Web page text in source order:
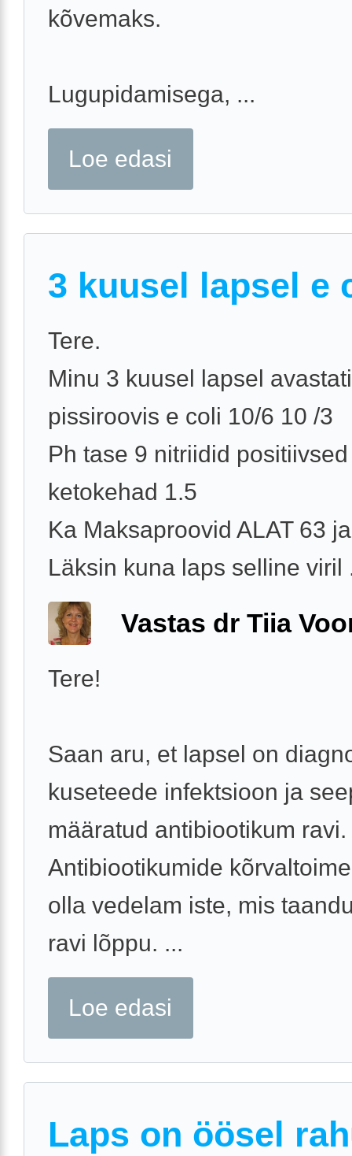
kõvemaks.
Lugupidamisega, ...
Loe edasi
3 kuusel lapsel e
Tere.
Minu 3 kuusel lapsel avastati
pissiroovis e coli 10/6 10 /3
Ph tase 9 nitriidid positiivsed
ketokehad 1.5
Ka Maksaproovid ALAT 63
Läksin kuna laps selline viril
Vastas dr Tiia
Tere!
Saan aru, et lapsel on
kuseteede infektsioon ja
määratud antibiootikum ravi.
Antibiootikumide
olla vedelam iste, mis
ravi lõppu. ...
Loe edasi
Laps on öösel